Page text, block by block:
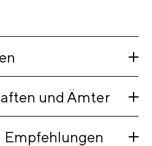
und Ämter
Empfehlungen